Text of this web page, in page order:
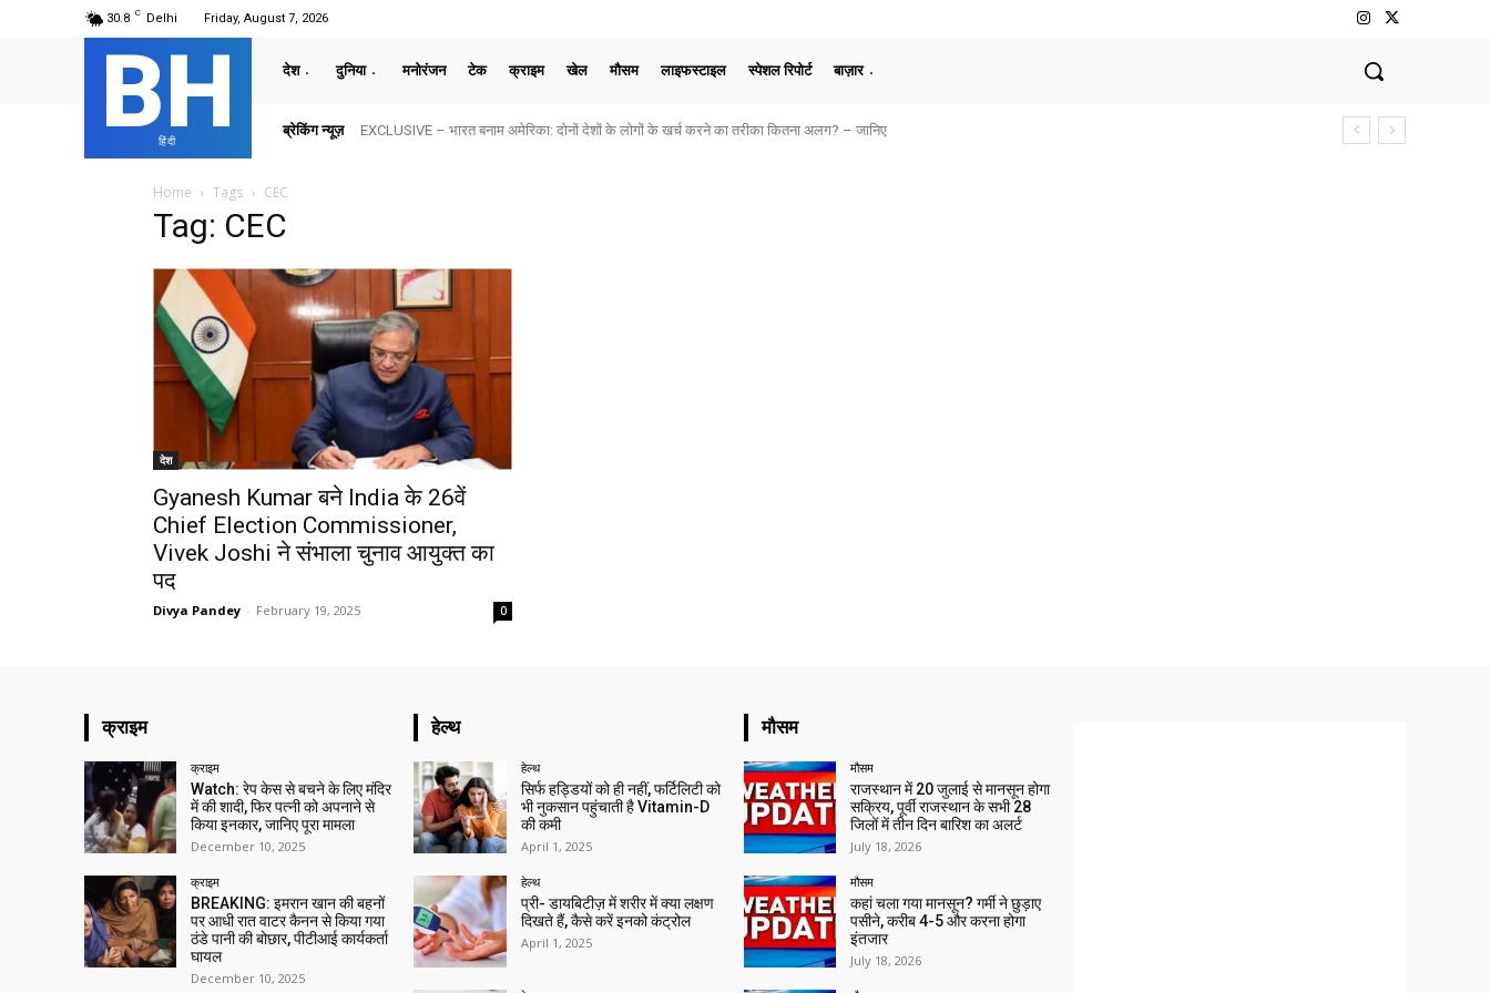
30.8 C Delhi Friday, August 7, 2026
BH
हिंदी
देश दुनिया मनोरंजन टेक क्राइम खेल मौसम लाइफस्टाइल स्पेशल रिपोर्ट बाज़ार
ब्रेकिंग न्यूज़ EXCLUSIVE – भारत बनाम अमेरिका: दोनों देशों के लोगों के खर्च करने का तरीका कितना अलग? – जानिए
Home Tags CEC
Tag: CEC
देश
Gyanesh Kumar बने India के 26वें
Chief Election Commissioner,
Vivek Joshi ने संभाला चुनाव आयुक्त का
पद
Divya Pandey - February 19, 2025 0
क्राइम
क्राइम
Watch: रेप केस से बचने के लिए मंदिर
में की शादी, फिर पत्नी को अपनाने से
किया इनकार, जानिए पूरा मामला
December 10, 2025
क्राइम
BREAKING: इमरान खान की बहनों
पर आधी रात वाटर कैनन से किया गया
ठंडे पानी की बोछार, पीटीआई कार्यकर्ता
घायल
December 10, 2025
हेल्थ
हेल्थ
सिर्फ हड्डियों को ही नहीं, फर्टिलिटी को
भी नुकसान पहुंचाती है Vitamin-D
की कमी
April 1, 2025
हेल्थ
प्री- डायबिटीज़ में शरीर में क्या लक्षण
दिखते हैं, कैसे करें इनको कंट्रोल
April 1, 2025
मौसम
मौसम
राजस्थान में 20 जुलाई से मानसून होगा
सक्रिय, पूर्वी राजस्थान के सभी 28
जिलों में तीन दिन बारिश का अलर्ट
July 18, 2026
मौसम
कहां चला गया मानसून? गर्मी ने छुड़ाए
पसीने, करीब 4-5 और करना होगा
इंतजार
July 18, 2026